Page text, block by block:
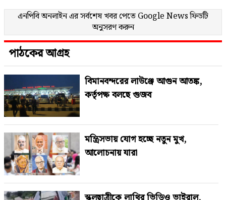
এনপিবি অনলাইন এর সর্বশেষ খবর পেতে Google Newsফিডটি
অনুসরণ করুন
পাঠকের আগ্রহ
বিমানবন্দরের লাউঞ্জে আগুন আতঙ্ক,
কর্তৃপক্ষ বলছে গুজব
মন্ত্রিসভায় যোগ হচ্ছে নতুন মুখ,
আলোচনায় যারা